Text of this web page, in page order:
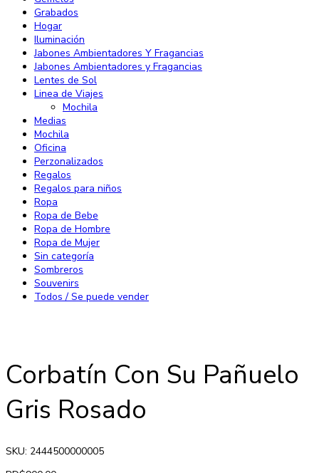
Grabados
Hogar
Iluminación
Jabones Ambientadores Y Fragancias
Jabones Ambientadores y Fragancias
Lentes de Sol
Linea de Viajes
Mochila
Medias
Mochila
Oficina
Perzonalizados
Regalos
Regalos para niños
Ropa
Ropa de Bebe
Ropa de Hombre
Ropa de Mujer
Sin categoría
Sombreros
Souvenirs
Todos / Se puede vender
Corbatín Con Su Pañuelo
Gris Rosado
SKU: 2444500000005